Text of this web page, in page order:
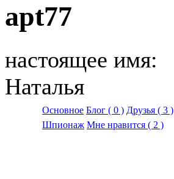
apt77
настоящее имя:
Наталья
Основное Блог ( 0 ) Друзья ( 3 )
Шпионаж Мне нравится ( 2 )